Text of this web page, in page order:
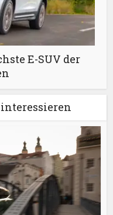
E-SUV der
interessieren